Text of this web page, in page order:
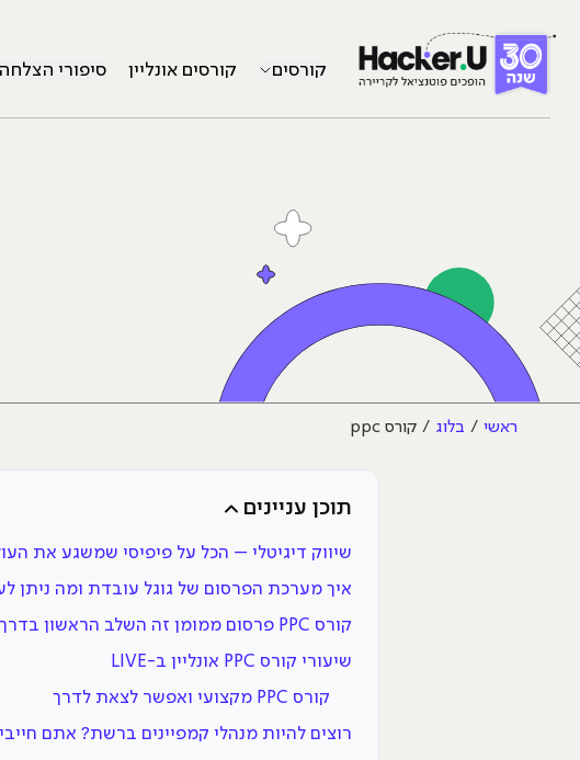
קורסים קורסים אונליין סיפורי הצלחה
ראשי בלוג קורס ppc
תוכן עניינים
שיווק דיגיטלי – הכל על פיפיסי שמשגע את
איך מערכת הפרסום של גוגל עובדת ומה ניתן
קורס PPC פרסום ממומן זה השלב הראשון בדרך לקריירה
שיעורי קורס PPC אונליין ב-LIVE
קורס PPC מקצועי ואפשר לצאת לדרך
רוצים להיות מנהלי קמפיינים ברשת? אתם